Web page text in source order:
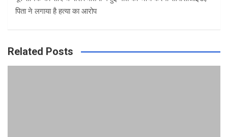
पिता ने लगाया है हत्या का आरोप
Related Posts